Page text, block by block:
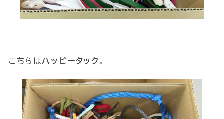
こちらはハッピータック 。